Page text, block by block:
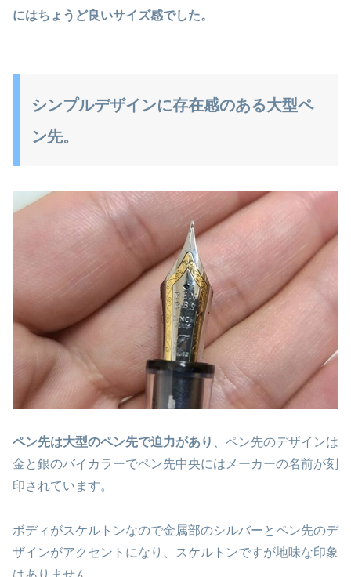
にはちょうど良いサイズ感でした。
シンプルデザインに存在感のある大型ペ
ン先。
ペン先は大型のペン先で迫力があり 、ペン先のデザインは
金と銀のバイカラーでペン先中央にはメーカーの名前が刻
印されています。
ボディがスケルトンなので金属部のシルバーとペン先のデ
ザインがアクセントになり、スケルトンですが地味な印象